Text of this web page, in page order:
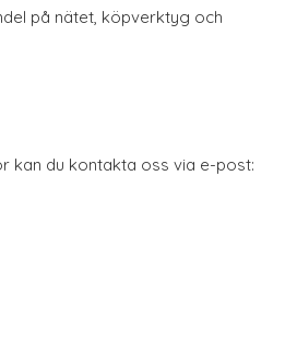
på nätet, köpverktyg och
kan du kontakta oss via e-post: